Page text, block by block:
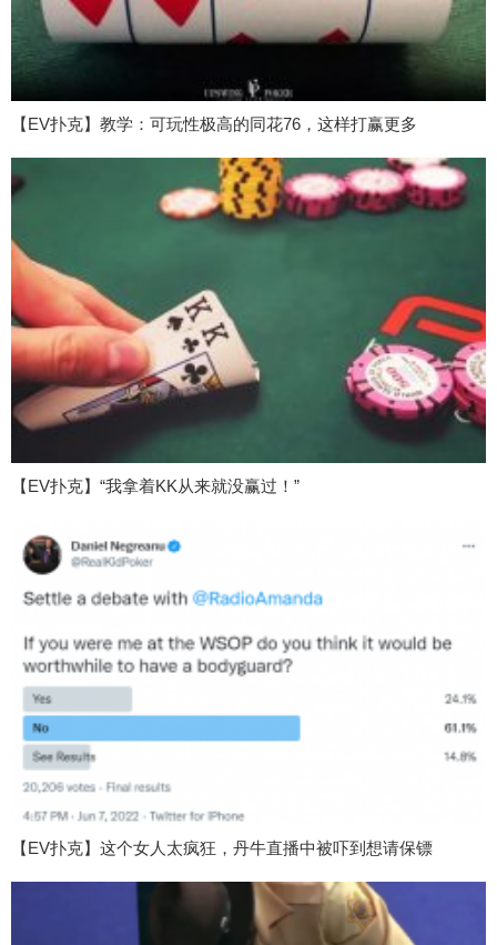
【EV扑克】教学：可玩性极高的同花76，这样打赢更多
【EV扑克】“我拿着KK从来就没赢过！”
【EV扑克】这个女人太疯狂，丹牛直播中被吓到想请保镖